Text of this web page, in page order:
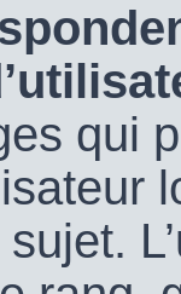
qui